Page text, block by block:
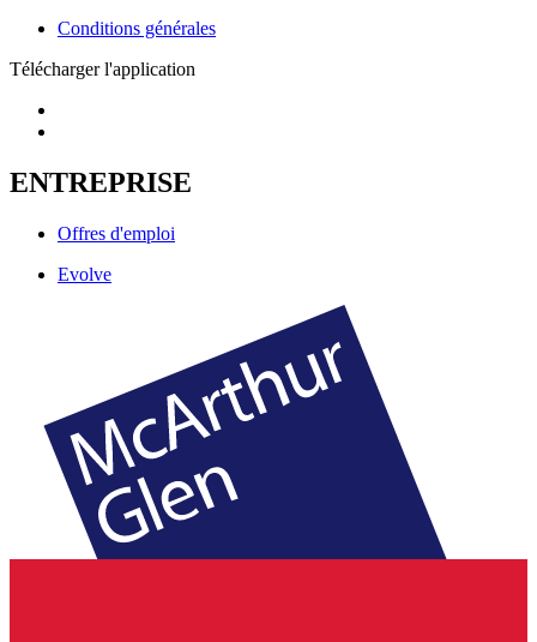
Conditions générales
Télécharger l'application
ENTREPRISE
Offres d'emploi
Evolve